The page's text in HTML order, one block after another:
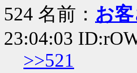
524 名前： お
23:04:03
>>521